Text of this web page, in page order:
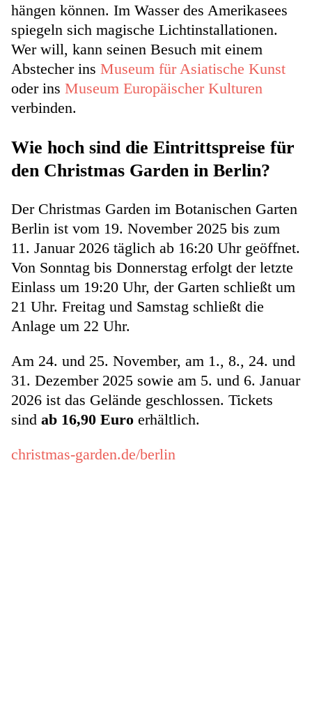
hängen können. Im Wasser des Amerikasees
spiegeln sich magische Lichtinstallationen.
Wer will, kann seinen Besuch mit einem
Abstecher ins Museum für Asiatische Kunst
oder ins Museum Europäischer Kulturen
verbinden.
Wie hoch sind die Eintrittspreise für
den Christmas Garden in Berlin?
Der Christmas Garden im Botanischen Garten
Berlin ist vom 19. November 2025 bis zum
11. Januar 2026 täglich ab 16:20 Uhr geöffnet.
Von Sonntag bis Donnerstag erfolgt der letzte
Einlass um 19:20 Uhr, der Garten schließt um
21 Uhr. Freitag und Samstag schließt die
Anlage um 22 Uhr.
Am 24. und 25. November, am 1., 8., 24. und
31. Dezember 2025 sowie am 5. und 6. Januar
2026 ist das Gelände geschlossen. Tickets
sind ab 16,90 Euro erhältlich.
christmas-garden.de/berlin